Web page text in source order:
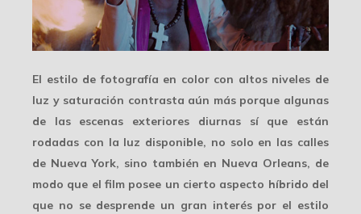
El estilo de fotografía en color con altos niveles de
luz y saturación contrasta aún más porque algunas
de las escenas exteriores diurnas sí que están
rodadas con la luz disponible, no solo en las calles
de Nueva York, sino también en Nueva Orleans, de
modo que el film posee un cierto aspecto híbrido del
que no se desprende un gran interés por el estilo